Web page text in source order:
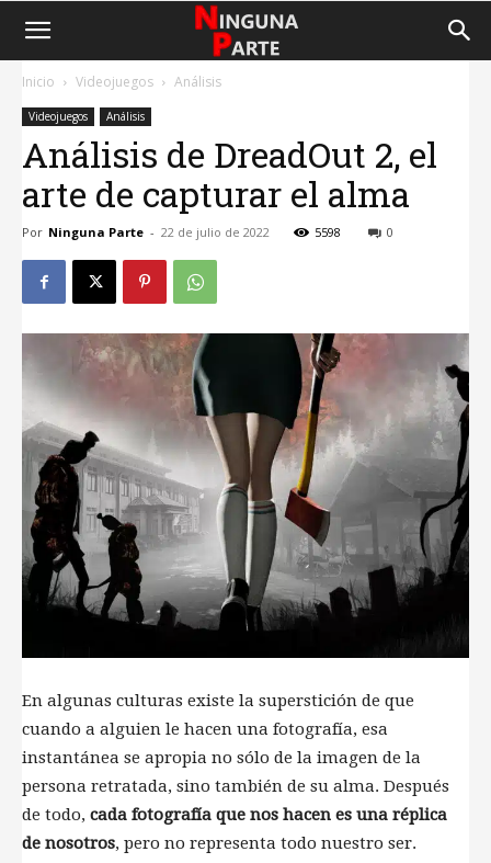
Inicio Videojuegos Análisis
Videojuegos Análisis
Análisis de DreadOut 2, el
arte de capturar el alma
Por Ninguna Parte - 22 de julio de 2022 5598 0
En algunas culturas existe la superstición de que
cuando a alguien le hacen una fotografía, esa
instantánea se apropia no sólo de la imagen de la
persona retratada, sino también de su alma. Después
de todo, cada fotografía que nos hacen es una réplica
de nosotros, pero no representa todo nuestro ser.